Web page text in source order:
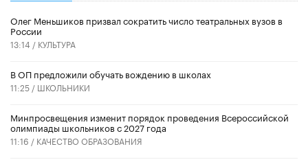
Олег Меньшиков призвал сократить число театральных вузов в
России
13:14 / КУЛЬТУРА
В ОП предложили обучать вождению в школах
11:25 / ШКОЛЬНИКИ
Минпросвещения изменит порядок проведения Всероссийской
олимпиады школьников с 2027 года
11:16 / КАЧЕСТВО ОБРАЗОВАНИЯ